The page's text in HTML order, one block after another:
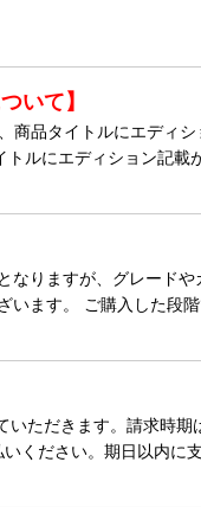
いて】
品タイトルにエディ
ルにエディション記載
なりますが、グレード
います。 ご購入した段
ただきます。請求時期
ください。期日以内に